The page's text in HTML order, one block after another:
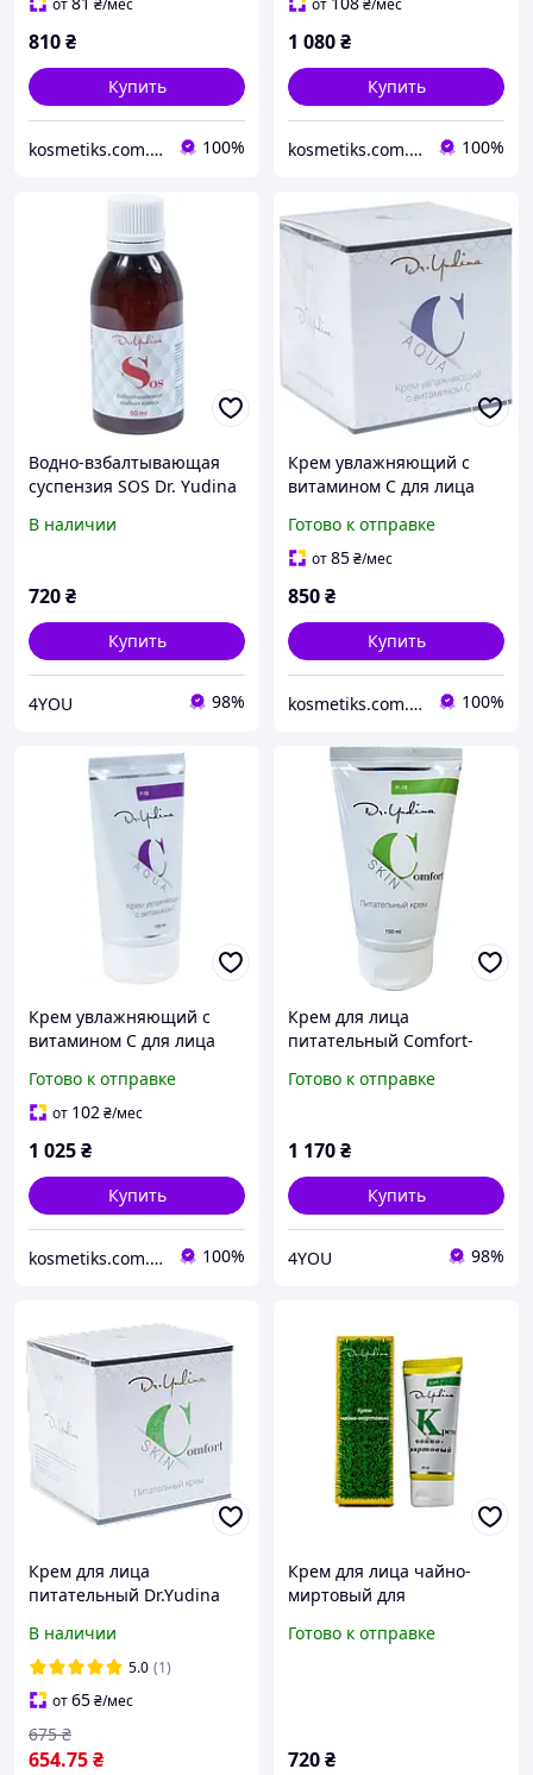
от ₴/мес
810₴
Купить
kosmetiks.com.ua 100%
от ₴/мес
1 080₴
Купить
kosmetiks.com.ua 100%
Водно-взбалтывающая
суспензия SOS Dr. Yudina
В наличии
720₴
Купить
4YOU 98%
Крем увлажняющий с
витамином C для лица
Готово к отправке
от85₴/мес
850₴
Купить
kosmetiks.com.ua 100%
Крем увлажняющий с
витамином C для лица
Готово к отправке
от 102₴/мес
1 025₴
Купить
kosmetiks.com.ua 100%
Крем для лица
питательный Comfort-
Готово к отправке
1 170₴
Купить
4YOU 98%
Крем для лица
питательный Dr.Yudina
В наличии
5.0 (1)
от65₴/мес
654.75₴
675 ₴
Крем для лица чайно-
миртовый для
Myrtle Cream Dr.Yudina,
Готово к отправке
720₴